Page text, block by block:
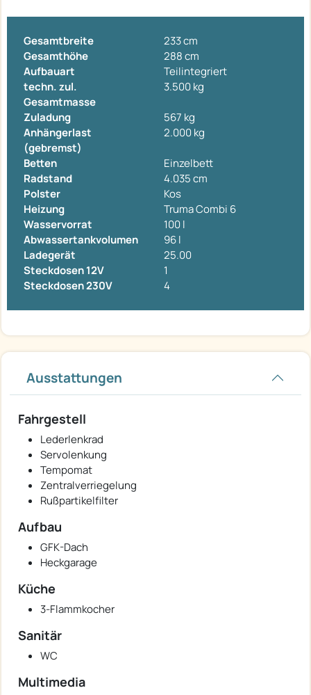
Gesamtbreite
233 cm
Gesamthöhe
288 cm
Aufbauart
Teilintegriert
techn. zul.
Gesamtmasse
3.500 kg
Zuladung
567 kg
Anhängerlast
(gebremst)
2.000 kg
Betten
Einzelbett
Radstand
4.035 cm
Polster
Kos
Heizung
Truma Combi 6
Wasservorrat
100 l
Abwassertankvolumen
96 l
Ladegerät
25.00
Steckdosen 12V
1
Steckdosen 230V
4
Ausstattungen
Fahrgestell
Lederlenkrad
Servolenkung
Tempomat
Zentralverriegelung
Rußpartikelfilter
Aufbau
GFK-Dach
Heckgarage
Küche
3-Flammkocher
Sanitär
WC
Multimedia